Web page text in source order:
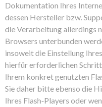
Dokumentation Ihres
dessen Hersteller bzw.
die Verarbeitung allerdings
Browsers unterbunden
insoweit die Einstellung
hierfür erforderlichen
Ihrem konkret genutzten
Sie daher bitte ebenso die
Ihres Flash-Players oder